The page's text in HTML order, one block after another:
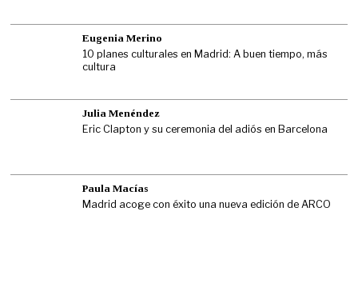
Eugenia Merino
10 planes culturales en Madrid: A buen tiempo, más
cultura
Julia Menéndez
Eric Clapton y su ceremonia del adiós en Barcelona
Paula Macías
Madrid acoge con éxito una nueva edición de ARCO